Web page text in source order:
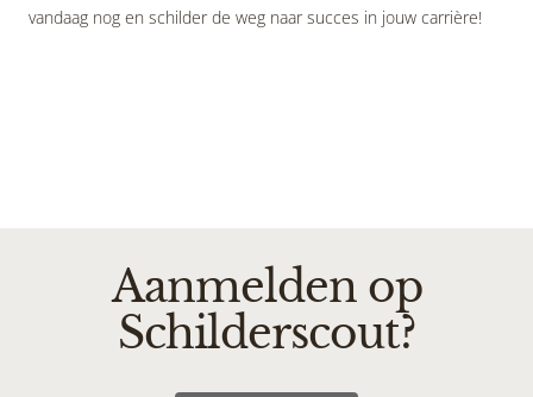
vandaag nog en schilder de weg naar succes in jouw carrière!
Aanmelden op
Schilderscout?